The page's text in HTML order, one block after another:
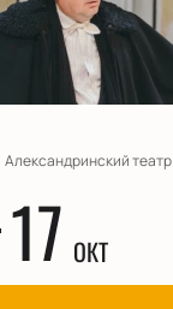
Александринский театр
17 ОКТ